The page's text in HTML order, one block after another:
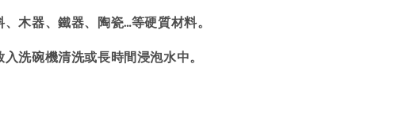
木器、鐵器、陶瓷…等硬質材料。
洗碗機清洗或長時間浸泡水中。